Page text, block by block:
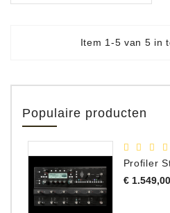
Item 1-5 van 5 in
Populaire producten
Profiler
€ 1.549,00